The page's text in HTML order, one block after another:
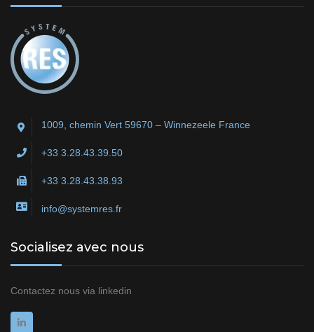
1009, chemin Vert 59670 – Winnezeele France
+33 3.28.43.39.50
+33 3.28.43.38.93
info@systemres.fr
Socialisez avec nous
Contactez nous via linkedin